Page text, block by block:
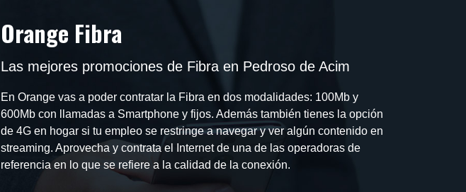
Orange Fibra
Las mejores promociones de Fibra en Pedroso de Acim
En Orange vas a poder contratar la Fibra en dos modalidades: 100Mb y
600Mb con llamadas a Smartphone y fijos. Además también tienes la opción
de 4G en hogar si tu empleo se restringe a navegar y ver algún contenido en
streaming. Aprovecha y contrata el Internet de una de las operadoras de
referencia en lo que se refiere a la calidad de la conexión.